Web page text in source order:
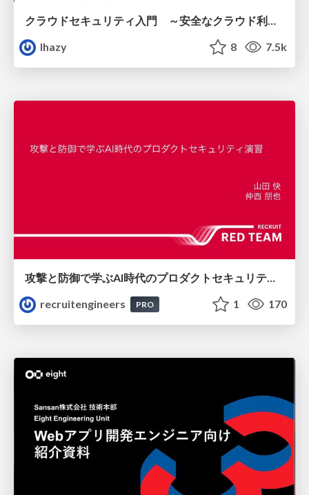
クラウドセキュリティ入門 ～安全なクラウド利用のための基礎知識～
lhazy
8 7.5k
recruitengineers
PRO 1 170